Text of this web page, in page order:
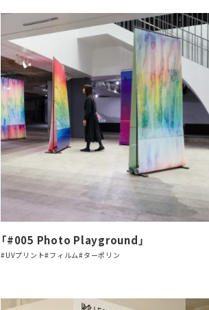
「#005 Photo Playground」
#UVプリント#フィルム#ターポリン